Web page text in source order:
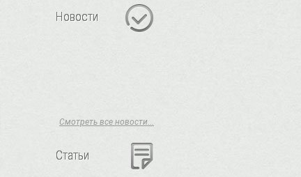
Новости
Смотреть все новости...
Статьи